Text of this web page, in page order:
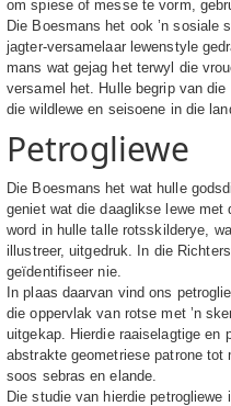
om spiese of messe te vorm,
Die Boesmans het ook ’n sosiale
jagter-versamelaar lewenstyle
mans wat gejag het terwyl die
versamel het. Hulle begrip van
die wildlewe en seisoene in die
Petrogliewe
Die Boesmans het wat hulle
geniet wat die daaglikse lewe met
word in hulle talle rotsskilderye,
illustreer, uitgedruk. In die
geïdentifiseer nie.
In plaas daarvan vind ons
die oppervlak van rotse met ’n
uitgekap. Hierdie raaiselagtige en
abstrakte geometriese patrone
soos sebras en elande.
Die studie van hierdie